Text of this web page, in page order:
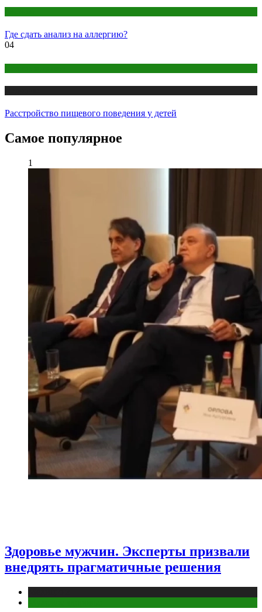
Где сдать анализ на аллергию?
04
Расстройство пищевого поведения у детей
Самое популярное
1
Здоровье мужчин. Эксперты призвали
внедрять прагматичные решения